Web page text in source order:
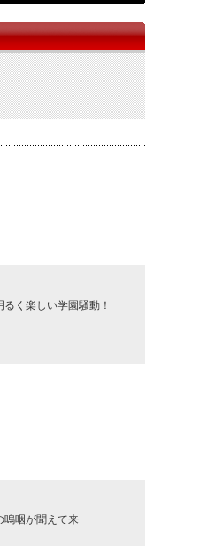
く楽しい学園騒動！
嗚咽が聞えて来